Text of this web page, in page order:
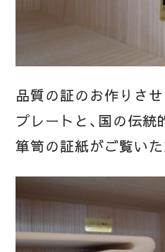
品質の証のお作りさ
プレートと、国の伝
箪笥の証紙がご覧いた